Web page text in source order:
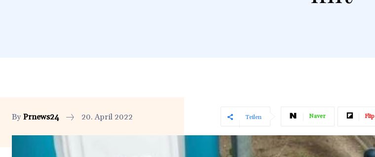
By Prnews24 20. April 2022 Teilen Naver Flip